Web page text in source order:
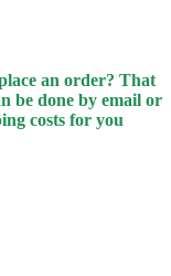
an order? That
be done by email or
costs for you